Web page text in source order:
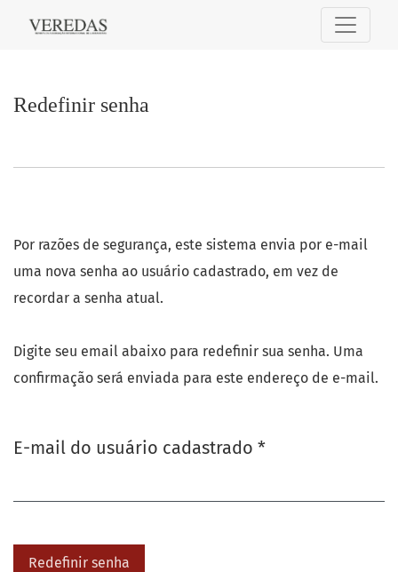
Redefinir senha
Por razões de segurança, este sistema envia por e-mail
uma nova senha ao usuário cadastrado, em vez de
recordar a senha atual.
Digite seu email abaixo para redefinir sua senha. Uma
confirmação será enviada para este endereço de e-mail.
E-mail do usuário cadastrado *Obrigatório
Redefinir senha